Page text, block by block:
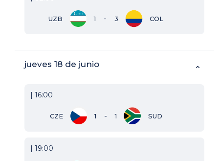
UZB 1 - 3 COL
jueves 18 de junio ⌃
| 16:00
CZE 1 - 1 SUD
| 19:00